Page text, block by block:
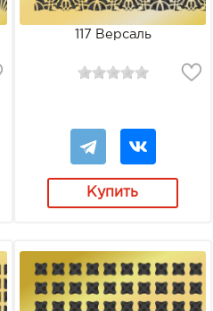
117 Версаль
Купить